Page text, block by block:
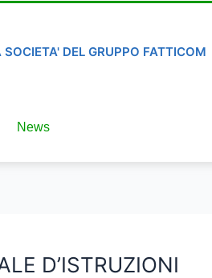
SOCIETA' DEL GRUPPO FATTICOM
News
D’ISTRUZIONI